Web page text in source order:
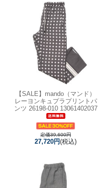
【SALE】 mando（マンド）
レーヨンキュプラプリントパ
ンツ 26198-010 13061402037
定価39,600円
27,720円(税込)